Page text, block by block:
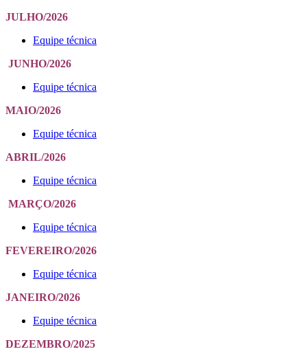
JULHO/2026
Equipe técnica
JUNHO/2026
Equipe técnica
MAIO/2026
Equipe técnica
ABRIL/2026
Equipe técnica
MARÇO/2026
Equipe técnica
FEVEREIRO/2026
Equipe técnica
JANEIRO/2026
Equipe técnica
DEZEMBRO/2025